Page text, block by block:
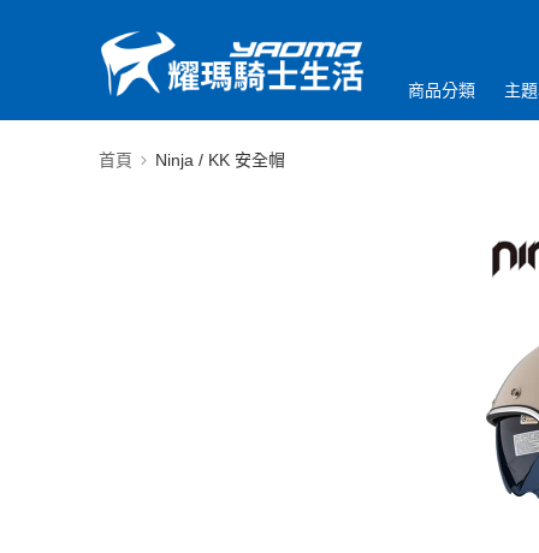
商品分類 主
首頁 Ninja / KK 安全帽